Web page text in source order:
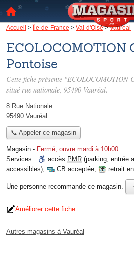
Accueil > Île-de-France > Val-d'Oise>Vauréal
ECOLOCOMOTION
Pontoise
Cette fiche présente "ECOLOCOMOTION
situé rue nationale, 95490 Vauréal.
8 Rue Nationale
95490 Vauréal
📞 Appeler ce magasin
Magasin - Fermé, ouvre mardi à 10h00
Services :
accès PMR (parking, entrée
accessibles), CB acceptée, retrait
Une personne recommande ce magasin.
Améliorer cette fiche
Autres magasins à Vauréal